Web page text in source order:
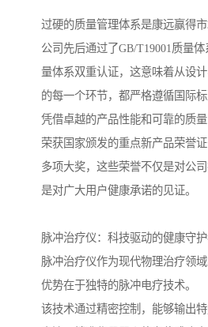
过硬的质量管理体系是康远赢得市
公司先后通过了GB/T19001质量
量体系双重认证，这意味着从设
的每一个环节，都严格遵循国际标
凭借卓越的产品性能和可靠的质
荣获国家颁发的重点新产品荣誉
多项大奖，这些荣誉不仅是对公
是对广大用户健康承诺的见证。
脉冲治疗仪：科技驱动的健康守
脉冲治疗仪作为现代物理治疗领
优势在于独特的脉冲电疗技术。
该技术通过精密控制，能够输出